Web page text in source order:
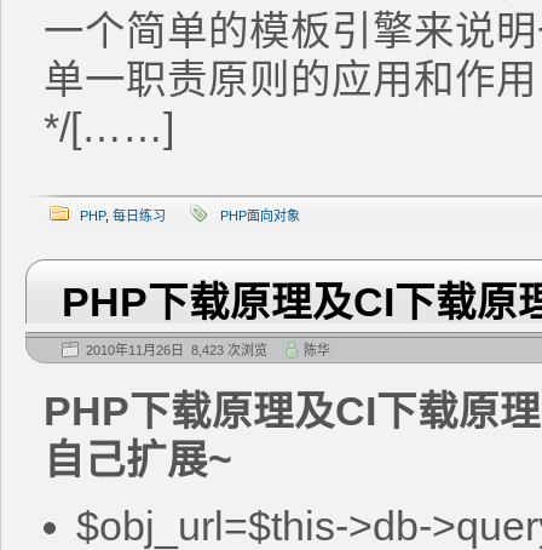
一个简单的模板引擎来说
单一职责原则的应用和作用
*/[……]
PHP, 每日练习 PHP面向对象
PHP下载原理及CI下载原
2010年11月26日 8,423 次浏览 陈华
PHP下载原理及CI下载原
自己扩展~
$obj_url=$this->db-